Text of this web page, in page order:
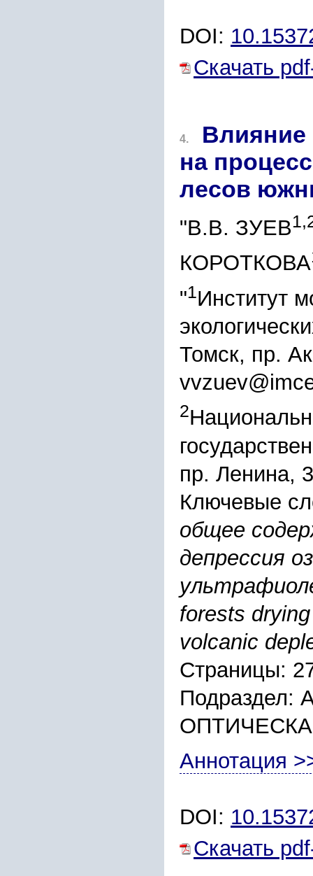
DOI:
Скачать
4.
Влияние
на
лесов
"В.В. ЗУЕВ
КОРОТКОВА
"1Институт
Томск, пр.
2
пр. Ленина,
Ключевые
общее
депрессия
forests
volcanic
Страницы:
Аннотация
DOI:
Скачать